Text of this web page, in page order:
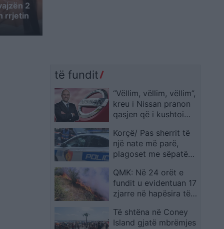
2
rrjetin
të fundit
“Vëllim, vëllim, vëllim”,
kreu i Nissan pranon
qasjen që i kushtoi
Korçë/ Pas sherrit të
një nate më parë,
plagoset me sëpatë
në pranga autori
QMK: Në 24 orët e
fundit u evidentuan 17
zjarre në hapësira të
Të shtëna në Coney
Island gjatë mbrëmjes